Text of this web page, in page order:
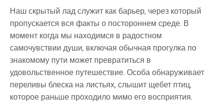
Наш скрытый лад служит как барьер, через который
пропускается вся факты о постороннем среде. В
момент когда мы находимся в радостном
самочувствии души, включая обычная прогулка по
знакомому пути может превратиться в
удовольственное путешествие. Особа обнаруживает
переливы блеска на листьях, слышит щебет птиц,
которое раньше проходило мимо его восприятия.